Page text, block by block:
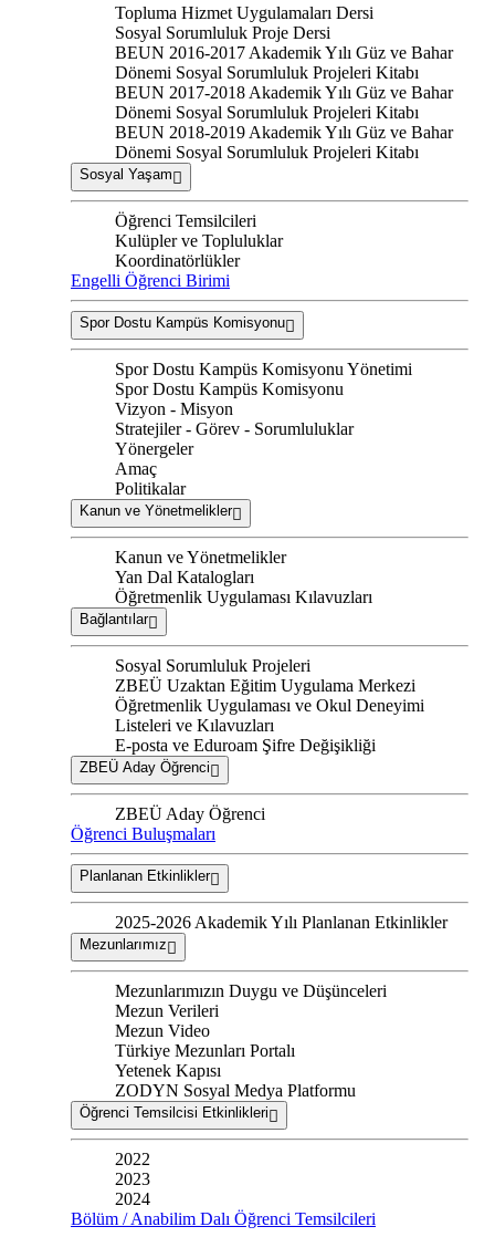
Topluma Hizmet Uygulamaları Dersi
Sosyal Sorumluluk Proje Dersi
BEUN 2016-2017 Akademik Yılı Güz ve Bahar
Dönemi Sosyal Sorumluluk Projeleri Kitabı
BEUN 2017-2018 Akademik Yılı Güz ve Bahar
Dönemi Sosyal Sorumluluk Projeleri Kitabı
BEUN 2018-2019 Akademik Yılı Güz ve Bahar
Dönemi Sosyal Sorumluluk Projeleri Kitabı
Sosyal Yaşam
Öğrenci Temsilcileri
Kulüpler ve Topluluklar
Koordinatörlükler
Engelli Öğrenci Birimi
Spor Dostu Kampüs Komisyonu
Spor Dostu Kampüs Komisyonu Yönetimi
Spor Dostu Kampüs Komisyonu
Vizyon - Misyon
Stratejiler - Görev - Sorumluluklar
Yönergeler
Amaç
Politikalar
Kanun ve Yönetmelikler
Kanun ve Yönetmelikler
Yan Dal Katalogları
Öğretmenlik Uygulaması Kılavuzları
Bağlantılar
Sosyal Sorumluluk Projeleri
ZBEÜ Uzaktan Eğitim Uygulama Merkezi
Öğretmenlik Uygulaması ve Okul Deneyimi
Listeleri ve Kılavuzları
E-posta ve Eduroam Şifre Değişikliği
ZBEÜ Aday Öğrenci
ZBEÜ Aday Öğrenci
Öğrenci Buluşmaları
Planlanan Etkinlikler
2025-2026 Akademik Yılı Planlanan Etkinlikler
Mezunlarımız
Mezunlarımızın Duygu ve Düşünceleri
Mezun Verileri
Mezun Video
Türkiye Mezunları Portalı
Yetenek Kapısı
ZODYN Sosyal Medya Platformu
Öğrenci Temsilcisi Etkinlikleri
2022
2023
2024
Bölüm / Anabilim Dalı Öğrenci Temsilcileri